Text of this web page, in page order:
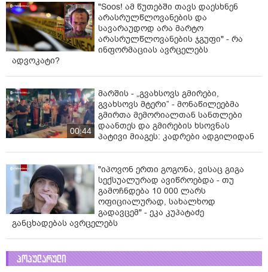
"Soos! ამ წუთებში თავს დაესხნენ
არასრულწლოვანების და
სავარაუდოდ არა მარტო
არასრულწლოვანების ჯგუფი" - რა
ინფორმაციას ავრცელებს
ადვოკატი?
00:44
მარშის - „გვახსოვს გმირები,
გვახსოვს მტერი” - მონაწილეებმა
გმირთა მემორიალთან სანთლები
დაანთეს და გმირების ხსოვნას
პატივი მიაგეს: კადრები ადგილიდან
"იპოვონ ერთი გოგონა, ვისაც გიგა
სექსუალურად ავიწროებდა - თუ
გამოჩნდება 10 000 ლარს
ოფიციალურად, სახალხოდ
გადავცემ" - ეკა კუპატაძე
განცხადებას ავრცელებს
პოპულარული